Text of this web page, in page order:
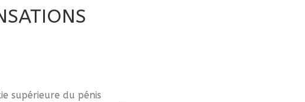
supérieure du pénis